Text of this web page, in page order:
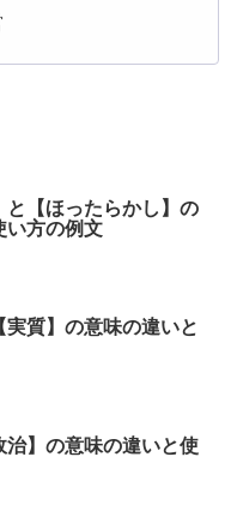
と【ほったらかし】の
い方の例文
実質】の意味の違いと
治】の意味の違いと使